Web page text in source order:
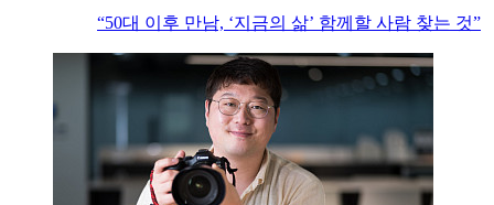
“50대 이후 만남, ‘지금의 삶’ 함께할 사람 찾는 것”